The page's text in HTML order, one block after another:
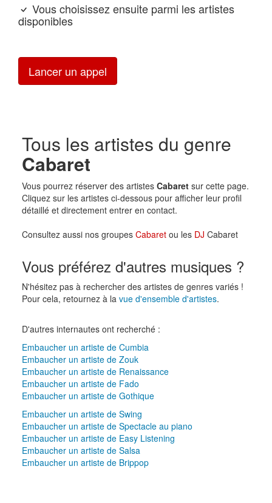
Vous choisissez ensuite parmi les artistes
disponibles
Lancer un appel
Tous les artistes du genre
Cabaret
Vous pourrez réserver des artistes Cabaretsur cette page.
Cliquez sur les artistes ci-dessous pour afficher leur profil
détaillé et directement entrer en contact.
Consultez aussi nos groupes Cabaretou les DJ Cabaret
Vous préférez d'autres musiques ?
N'hésitez pas à rechercher des artistes de genres variés !
Pour cela, retournez à la vue d'ensemble d'artistes.
D'autres internautes ont recherché :
Embaucher un artiste de Cumbia
Embaucher un artiste de Zouk
Embaucher un artiste de Renaissance
Embaucher un artiste de Fado
Embaucher un artiste de Gothique
Embaucher un artiste de Swing
Embaucher un artiste de Spectacle au piano
Embaucher un artiste de Easy Listening
Embaucher un artiste de Salsa
Embaucher un artiste de Brippop